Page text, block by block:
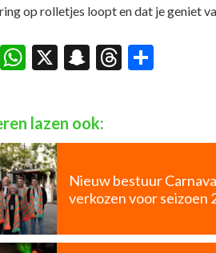
op rolletjes loopt en dat je geniet
WhatsApp
X Snapchat
Threads
Delen
lazen ook:
Nieuw bestuur
verkozen voor seizoen